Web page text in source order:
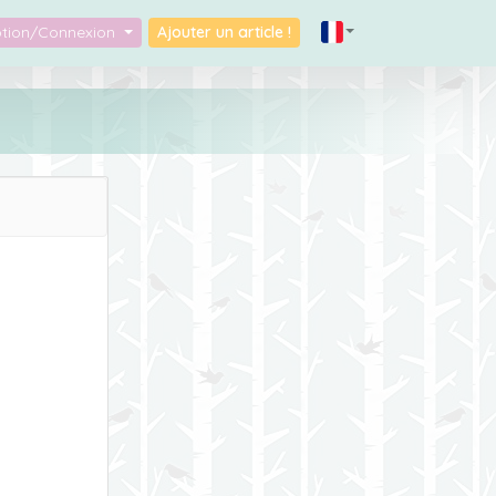
Connexion Ajouter un article !